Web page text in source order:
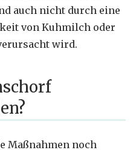
auch nicht durch eine
von Kuhmilch oder
wird.
Maßnahmen noch